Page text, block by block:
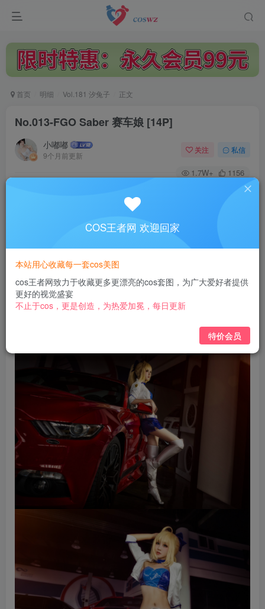
首页 明细 Vol.181 汐兔子 正文
No.013-FGO Saber 赛车娘 [14P]
小嘟嘟
9个月前更新
关注 私信
1.7W+ 1156
No.013-FGO Saber 赛车娘 [14P]
此内容为付费阅读，请付费后查看
3
黄金会员免费 钻石会员 免费
立即购买
COS王者网 欢迎回家
本站用心收藏每一套cos美图
cos王者网致力于收藏更多更漂亮的cos套图，为广大爱好者提供
更好的视觉盛宴
不止于cos，更是创造，为热爱加冕，每日更新
特价会员